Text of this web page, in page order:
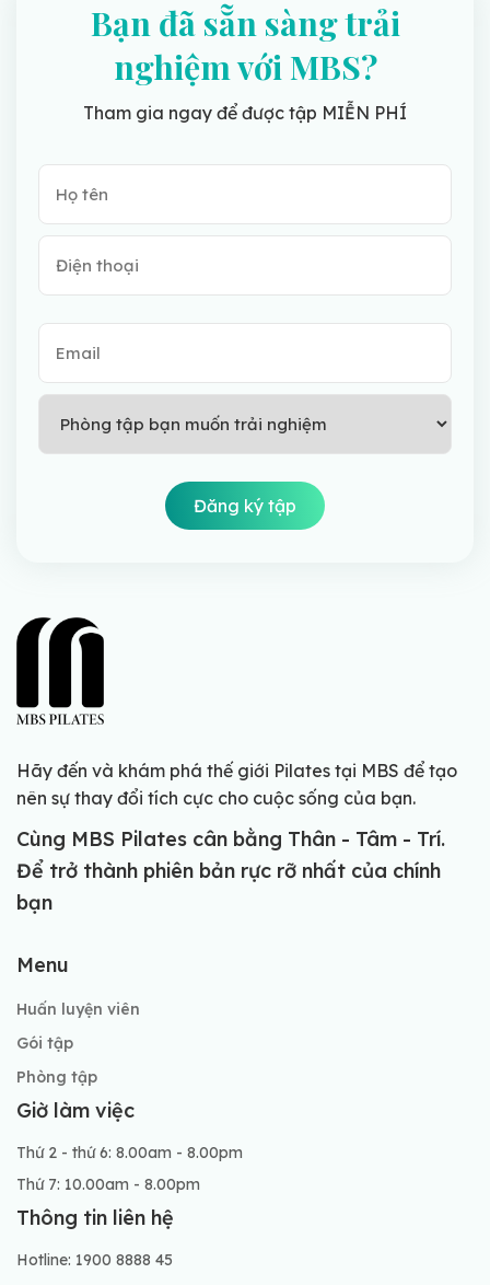
Bạn đã sẵn sàng trải
nghiệm với MBS?
Tham gia ngay để được tập MIỄN PHÍ
Hãy đến và khám phá thế giới Pilates tại MBS để tạo
nên sự thay đổi tích cực cho cuộc sống của bạn.
Cùng MBS Pilates cân bằng Thân - Tâm - Trí.
Để trở thành phiên bản rực rỡ nhất của chính
bạn
Menu
Huấn luyện viên
Gói tập
Phòng tập
Giờ làm việc
Thứ 2 - thứ 6: 8.00am - 8.00pm
Thứ 7: 10.00am - 8.00pm
Thông tin liên hệ
Hotline: 1900 8888 45